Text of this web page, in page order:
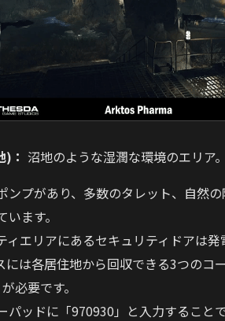
： 沼地のような湿潤な環境のエリア。
ンプがあり、多数のタレット、自然
ます。
ィエリアにあるセキュリティドアは
には各居住地から回収できる3つの
必要です。
パッドに「970930」と入力すること